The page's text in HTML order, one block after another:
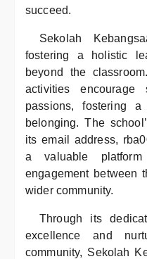
succeed.
Sekolah
fostering a holistic
beyond the
activities
passions, fostering
belonging. The
its email address,
a valuable
engagement between
wider community.
Through its
excellence and
community, Sekolah